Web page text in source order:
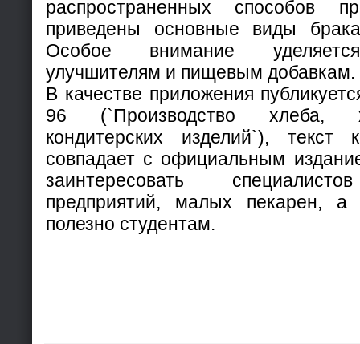
распространенных способов
приведены основные виды
Особое внимание
улучшителям и пищевым добавкам.
В качестве приложения
96 (`Производство хлеба,
кондитерских изделий`), текст
совпадает с официальным
заинтересовать
предприятий, малых пекарен,
полезно студентам.